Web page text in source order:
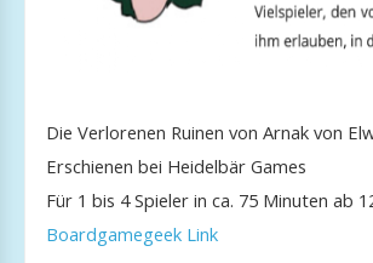
Die Verlorenen Ruinen von Arnak von
Erschienen bei Heidelbär Games
Für 1 bis 4 Spieler in ca. 75 Minuten ab
Boardgamegeek Link